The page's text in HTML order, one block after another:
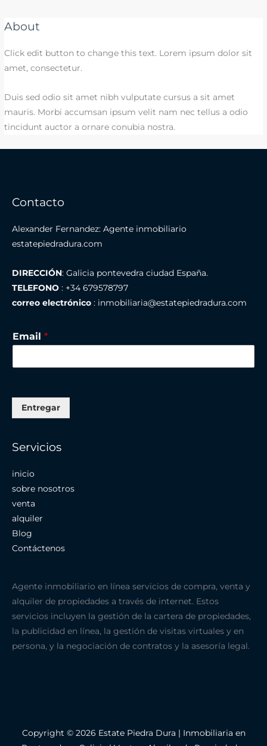
About
Click edit button to change this text. Lorem ipsum dolor sit
amet, consectetur.
Duis sed odio sit amet nibh vulputate cursus a sit amet
mauris. Morbi accumsan ipsum velit nam nec tellus a odio
tincidunt auctor a ornare conubia nostra.
Contacto
Alexander Fernandez: Agente inmobiliario
estatepiedradura.com
DIRECCIÓN: Galicia pontevedra ciudad España.
TELEFONO : +34 679578797
correo electrónico : inmobiliaria@estatepiedradura.com
Email *
Entregar
Servicios
inicio
sobre nosotros
venta
alquiler
Blog
Contáctenos
Agente inmobiliario en línea servicios de compra, venta y
alquiler de propiedades a través de internet. Estos
servicios incluyen la gestión de la cartera de propiedades,
la publicidad en línea, la gestión de visitas virtuales y en
persona, y la negociación de contratos y la asesoría legal.
Copyright © 2026 Estate Piedra Dura | Inmobiliaria en